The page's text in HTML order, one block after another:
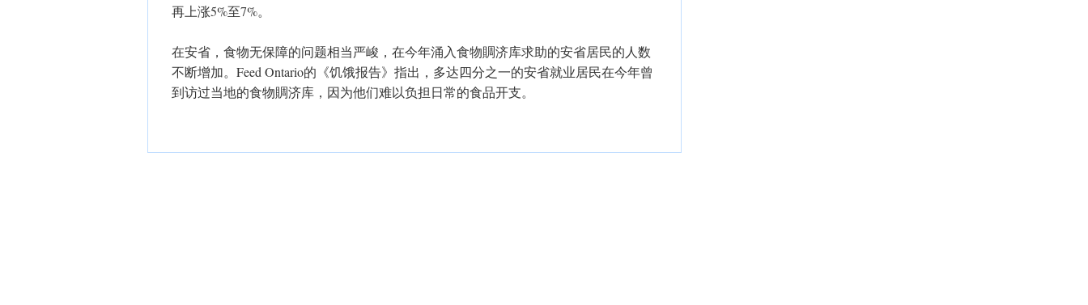
再上涨5%至7%。
在安省，食物无保障的问题相当严峻，在今年涌入食物賙济库求助的安省居民的人数
不断增加。Feed Ontario的《饥饿报告》指出，多达四分之一的安省就业居民在今年曾
到访过当地的食物賙济库，因为他们难以负担日常的食品开支。